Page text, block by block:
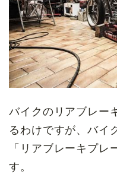
バイクのリアブレー
るわけですが、バイ
「リアブレーキプレ
す。